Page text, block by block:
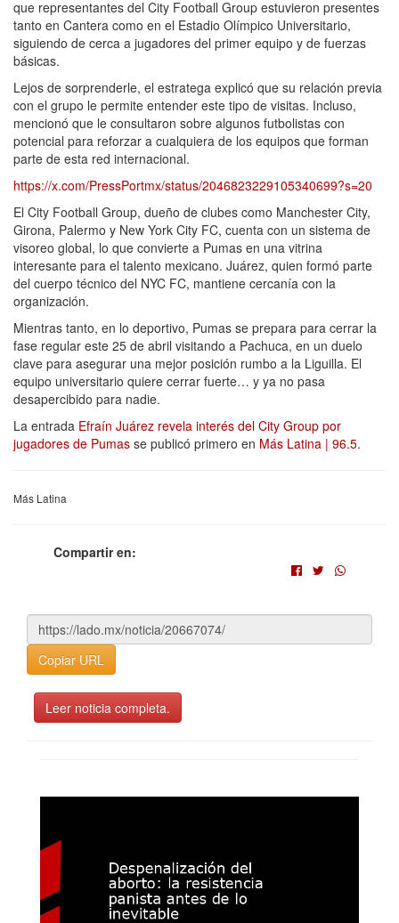
que representantes del City Football Group estuvieron presentes
tanto en Cantera como en el Estadio Olímpico Universitario,
siguiendo de cerca a jugadores del primer equipo y de fuerzas
básicas.
Lejos de sorprenderle, el estratega explicó que su relación previa
con el grupo le permite entender este tipo de visitas. Incluso,
mencionó que le consultaron sobre algunos futbolistas con
potencial para reforzar a cualquiera de los equipos que forman
parte de esta red internacional.
https://x.com/PressPortmx/status/2046823229105340699?s=20
El City Football Group, dueño de clubes como Manchester City,
Girona, Palermo y New York City FC, cuenta con un sistema de
visoreo global, lo que convierte a Pumas en una vitrina
interesante para el talento mexicano. Juárez, quien formó parte
del cuerpo técnico del NYC FC, mantiene cercanía con la
organización.
Mientras tanto, en lo deportivo, Pumas se prepara para cerrar la
fase regular este 25 de abril visitando a Pachuca, en un duelo
clave para asegurar una mejor posición rumbo a la Liguilla. El
equipo universitario quiere cerrar fuerte… y ya no pasa
desapercibido para nadie.
La entrada Efraín Juárez revela interés del City Group por
jugadores de Pumas se publicó primero en Más Latina | 96.5.
Más Latina
Compartir en:
Copiar URL
Leer noticia completa.